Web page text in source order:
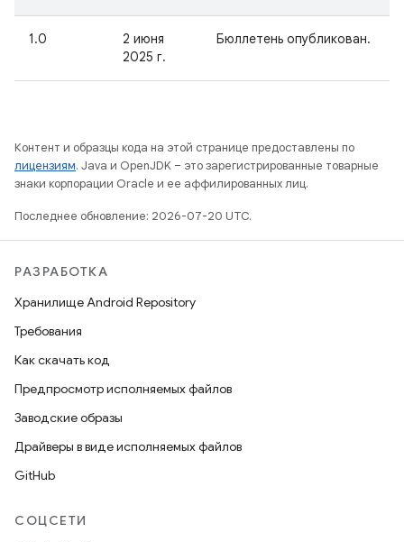
1.0
2 июня
2025 г.
Бюллетень опубликован.
Контент и образцы кода на этой странице предоставлены по
лицензиям. Java и OpenJDK – это зарегистрированные товарные
знаки корпорации Oracle и ее аффилированных лиц.
Последнее обновление: 2026-07-20 UTC.
РАЗРАБОТКА
Хранилище Android Repository
Требования
Как скачать код
Предпросмотр исполняемых файлов
Заводские образы
Драйверы в виде исполняемых файлов
GitHub
СОЦСЕТИ